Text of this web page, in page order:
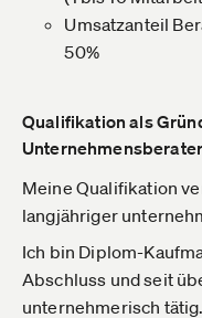
Umsatzanteil
50%
Qualifikation als
Meine Qualifikation
langjähriger
Ich bin Diplom-
Abschluss und seit
unternehmerisch